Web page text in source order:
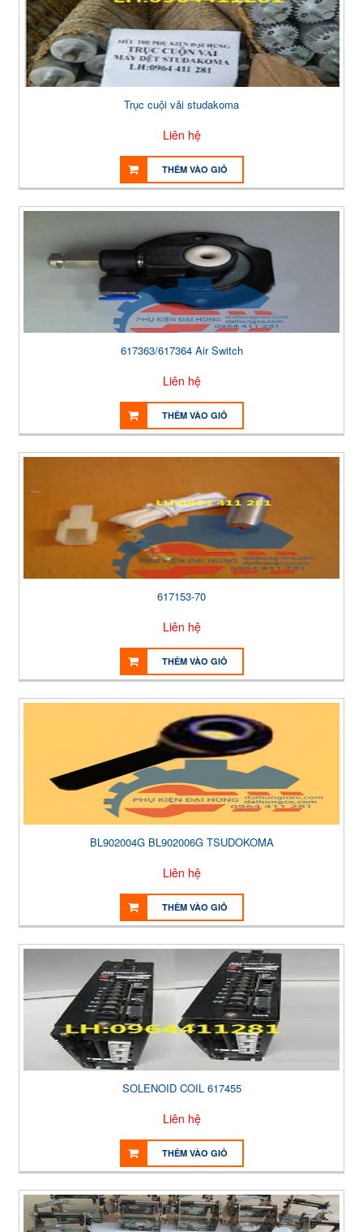
Trục cuội vải studakoma
Liên hệ
THÊM VÀO GIỎ
617363/617364 Air Switch
Liên hệ
THÊM VÀO GIỎ
617153-70
Liên hệ
THÊM VÀO GIỎ
BL902004G BL902006G TSUDOKOMA
Liên hệ
THÊM VÀO GIỎ
SOLENOID COIL 617455
Liên hệ
THÊM VÀO GIỎ